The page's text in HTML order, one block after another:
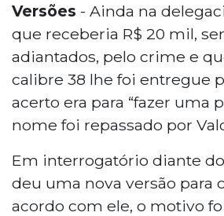
Versões - Ainda na
que receberia R$ 20 mil,
adiantados, pelo crime e
calibre 38 lhe foi entregue
acerto era para “fazer uma
nome foi repassado por
Em interrogatório diante
deu uma nova versão para
acordo com ele, o motivo